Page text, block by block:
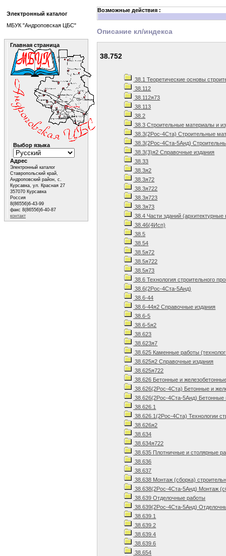
Возможные действия :
Описание кл/индекса
38.752
38.1 Теоретические основы
38.112
38.112я73
38.113
38.2
38.3 Строительные материалы и
38.3(2Рос-4Ста) Строительные
38.3(2Рос-4Ста-5Анд)
38.3(3)я2 Справочные издания
38.33
38.3я2
38.3я72
38.3я722
38.3я723
38.3я73
38.4 Части зданий (архитектурные
38.46(4Исп)
38.5
38.54
38.5я72
38.5я722
38.5я73
38.6 Технология строительного
38.6(2Рос-4Ста-5Анд)
38.6-44
38.6-44я2 Справочные издания
38.6-5
38.6-5я2
38.623
38.623я7
38.625 Каменные работы
38.625я2 Справочные издания
38.625я722
38.626 Бетонные и
38.626(2Рос-4Ста) Бетонные и
38.626(2Рос-4Ста-5Анд) Бетонные
38.626.1
38.626.1(2Рос-4Ста) Технологии
38.626я2
38.634
38.634я722
38.635 Плотничные и столярные
38.636
38.637
38.638 Монтаж (сборка)
38.638(2Рос-4Ста-5Анд) Монтаж
38.639 Отделочные работы
38.639(2Рос-4Ста-5Анд)
38.639.1
38.639.2
38.639.4
38.639.6
38.654
Электронный каталог
МБУК "Андроповская ЦБС"
Главная страница
Выбор языка
Адрес
Электронный каталог
Ставропольский край,
Андроповский район, с.
Курсавка, ул. Красная 27
357070 Курсавка
Россия
8(86556)6-43-99
факс 8(86556)6-40-87
контакт